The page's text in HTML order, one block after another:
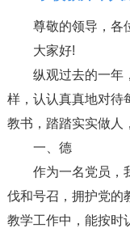
尊敬的领导，各
大家好!
纵观过去的一年
样，认认真真地对待
教书，踏踏实实做人
一、德
作为一名党员，
伐和号召，拥护党的
教学工作中，能按时